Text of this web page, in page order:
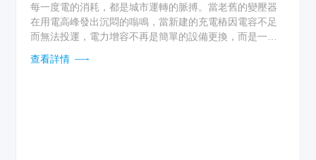
每一度電的消耗，都是城市運轉的脈搏。當老舊的變壓器
在用電高峰發出沉悶的嗡鳴，當新建的充電樁因電容不足
而無法投運，電力增容不再是簡單的設備更換，而是一場
捉負荷增長的軌跡——通過分析歷史用電曲線、業態發展
查看詳情